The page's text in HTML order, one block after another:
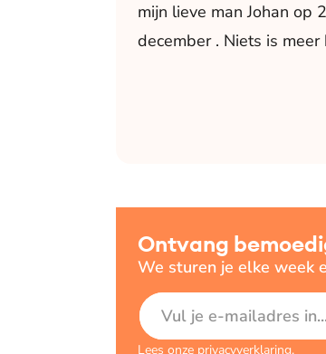
mijn lieve man Johan op
december . Niets is meer
Ontvang
We sturen je elke week
E-mailadres
Lees onze privacyverklaring.